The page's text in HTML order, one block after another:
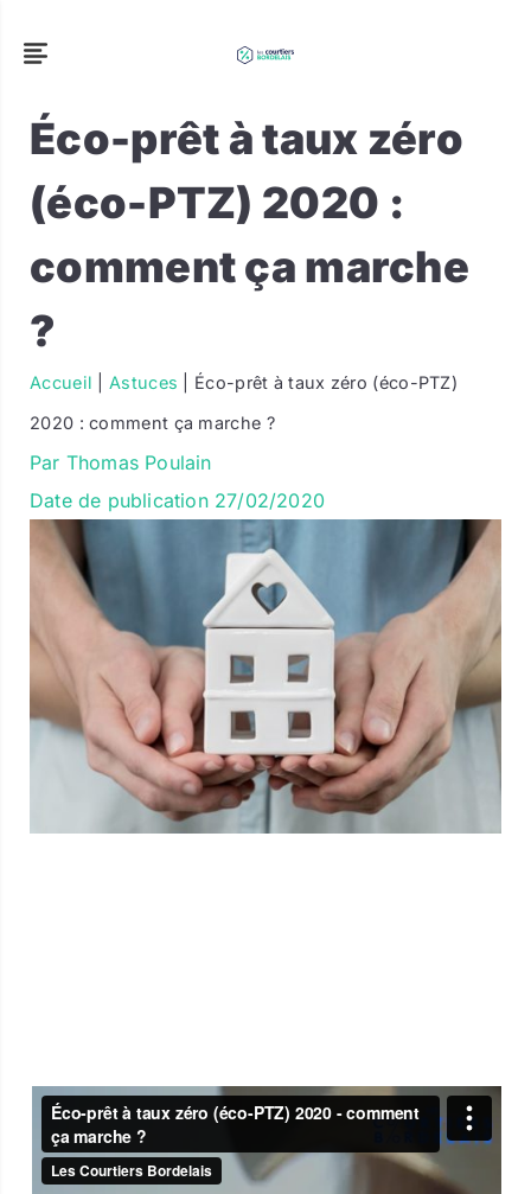
Éco-prêt à taux zéro
(éco-PTZ) 2020 :
comment ça marche
?
Accueil Astuces
Éco-prêt à taux zéro (éco-PTZ)
2020 : comment ça marche ?
Par Thomas Poulain
Date de publication 27/02/2020